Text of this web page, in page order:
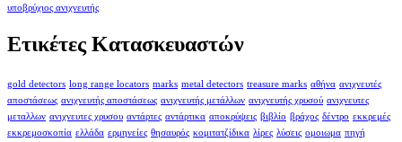
υποβρύχιος ανιχνευτής
Ετικέτες Κατασκευαστών
gold detectors long range locators marks metal detectors treasure marks αθήνα ανιχνευτές
αποστάσεως ανιχνευτής αποστάσεως ανιχνευτής μετάλλων ανιχνευτής χρυσού ανιχνευτες
μεταλλων ανιχνευτες χρυσου αντάρτες αντάρτικα αποκρύψεις βιβλίο βράχος δέντρο εκκρεμές
εκκρεμοσκοπία ελλάδα ερμηνείες θησαυρός κομιτατζίδικα λίρες λύσεις ομοιωμα πηγή